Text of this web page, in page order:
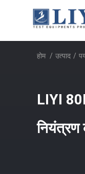
होम / उत्पाद /
LIYI
नियंत्रण